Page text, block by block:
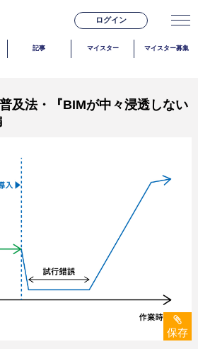
ログイン
記事 マイスター マイスター募集
及法・『BIMが中々浸透しない
保存